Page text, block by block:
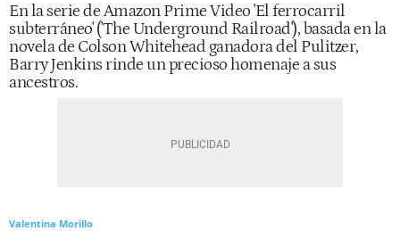
En la serie de Amazon Prime Video 'El ferrocarril
subterráneo' ('The Underground Railroad'), basada en la
novela de Colson Whitehead ganadora del Pulitzer,
Barry Jenkins rinde un precioso homenaje a sus
ancestros.
Valentina Morillo